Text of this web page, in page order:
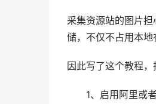
采集资源站的图片
储，不仅不占用本
因此写了这个教程，
1、启用阿里或者